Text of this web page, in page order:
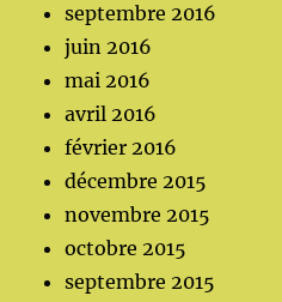
septembre 2016
juin 2016
mai 2016
avril 2016
février 2016
décembre 2015
novembre 2015
octobre 2015
septembre 2015